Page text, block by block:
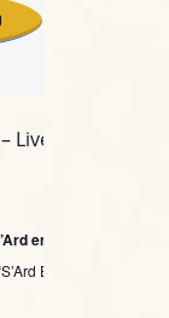
Jazzino
en El Mundo
En El Mundo” –